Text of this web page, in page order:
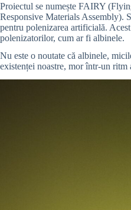
Proiectul se numește FAIRY
Responsive Materials Assembly).
pentru polenizarea artificială.
polenizatorilor, cum ar fi albinele.
Nu este o noutate că albinele,
existenței noastre, mor într-un ritm